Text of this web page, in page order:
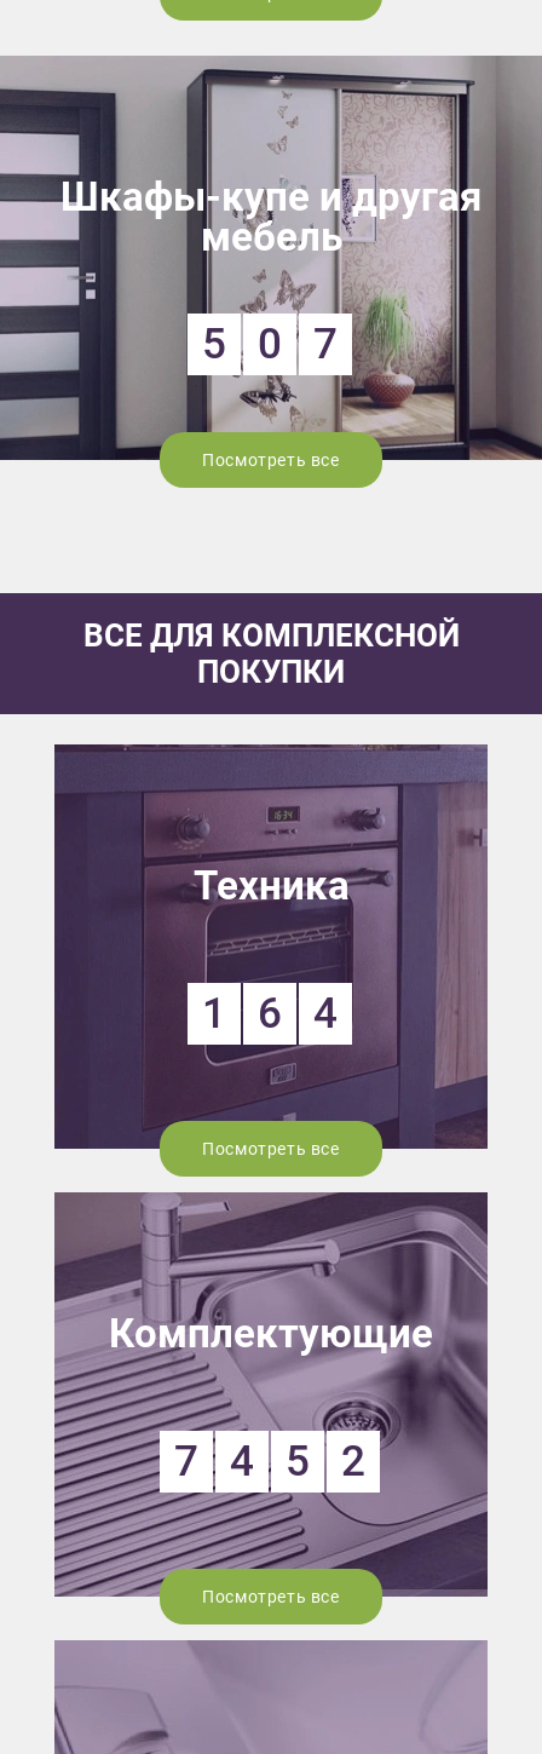
Шкафы-купе и другая
мебель
5 0 7
Посмотреть все
ВСЕ ДЛЯ КОМПЛЕКСНОЙ
ПОКУПКИ
Техника
1 6 4
Посмотреть все
Комплектующие
7 4 5 2
Посмотреть все